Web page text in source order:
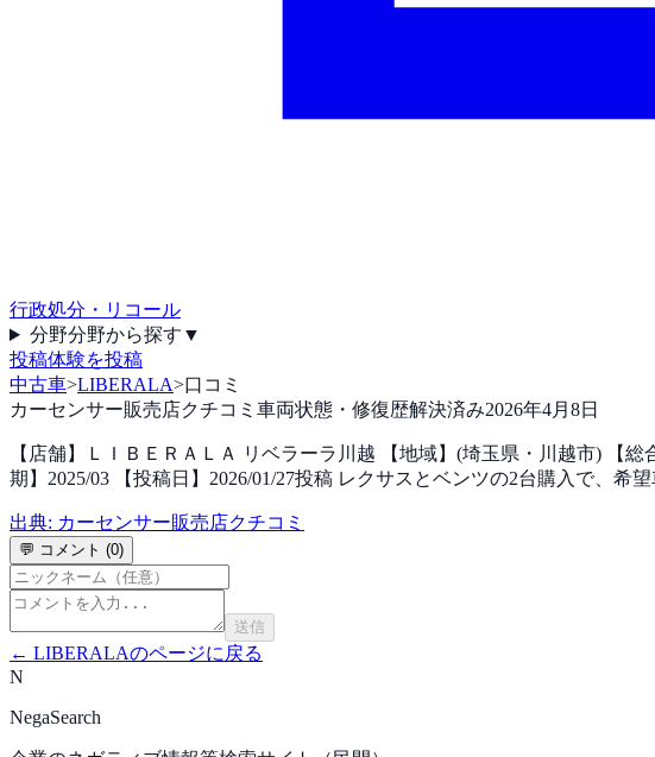
行政処分・リコール
分野分野から探す ▼
投稿体験を投稿
中古車>LIBERALA>口コミ
カーセンサー販売店クチコミ 車両状態・修復歴解決済み2026年4月8日
【店舗】ＬＩＢＥＲＡＬＡ リベラーラ川越 【地域】(埼玉県・川越市) 【
期】2025/03 【投稿日】2026/01/27投稿 レクサスとベンツの2台購入で、
出典: カーセンサー販売店クチコミ
💬 コメント (0)
送信
← LIBERALAのページに戻る
N
NegaSearch